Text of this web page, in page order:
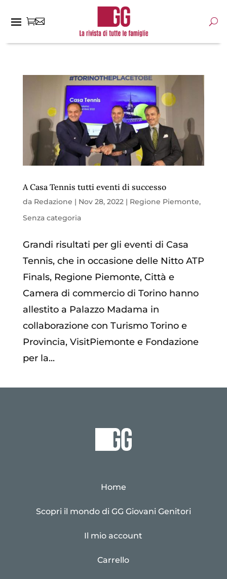
A Casa Tennis tutti eventi di successo
da Redazione | Nov 28, 2022| Regione Piemonte,
Senza categoria
Grandi risultati per gli eventi di Casa
Tennis, che in occasione delle Nitto ATP
Finals, Regione Piemonte, Città e
Camera di commercio di Torino hanno
allestito a Palazzo Madama in
collaborazione con Turismo Torino e
Provincia, VisitPiemonte e Fondazione
per la...
Home
Scopri il mondo di GG Giovani Genitori
Il mio account
Carrello